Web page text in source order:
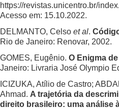
https://revistas.unicentro.br/
Acesso em: 15.10.2022.
DELMANTO, Celso et al.
Rio de Janeiro: Renovar, 2002.
GOMES, Eugênio. O Enigma
Janeiro: Livraria José Olympio
ICIZUKA, Atílio de Castro;
Ahmad. A trajetória da
direito brasileiro: uma análise